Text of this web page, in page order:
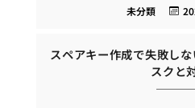
未分類
スペアキー作成で失敗し
スクと